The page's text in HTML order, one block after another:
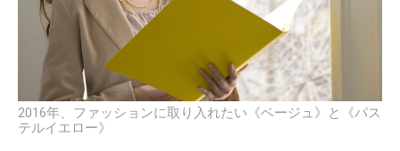
2016年、ファッションに取り入れたい《ベージュ》と《パス
テルイエロー》